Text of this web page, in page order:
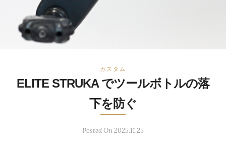
カスタム
ELITE STRUKA でツールボトルの落
下を防ぐ
Posted On 2025.11.25